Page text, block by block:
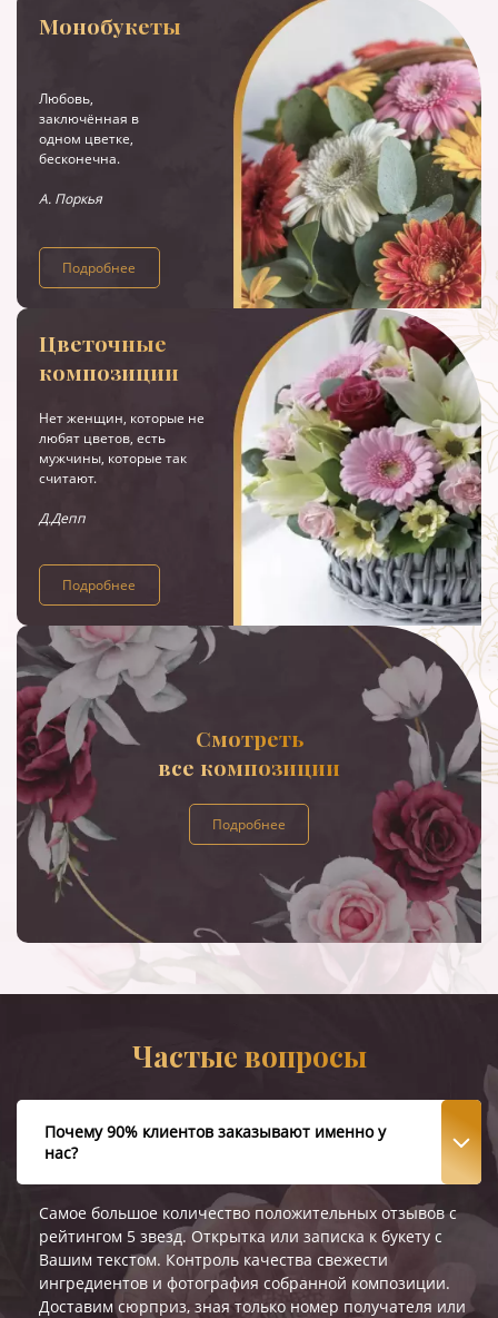
Монобукеты
Любовь,
заключённая в
одном цветке,
бесконечна.
А. Поркья
Подробнее
Цветочные
композиции
Нет женщин, которые не
любят цветов, есть
мужчины, которые так
считают.
Д.Депп
Подробнее
Смотреть
все композиции
Подробнее
Частые вопросы
Почему 90% клиентов заказывают именно у
нас?
Самое большое количество положительных отзывов с
рейтингом 5 звезд. Открытка или записка к букету с
Вашим текстом. Контроль качества свежести
ингредиентов и фотография собранной композиции.
Доставим сюрприз, зная только номер получателя или